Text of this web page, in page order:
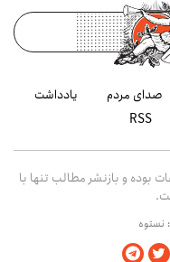
صدای مردم
یادداشت
RSS
بوده و بازنشر مطالب تنها با
نستوه